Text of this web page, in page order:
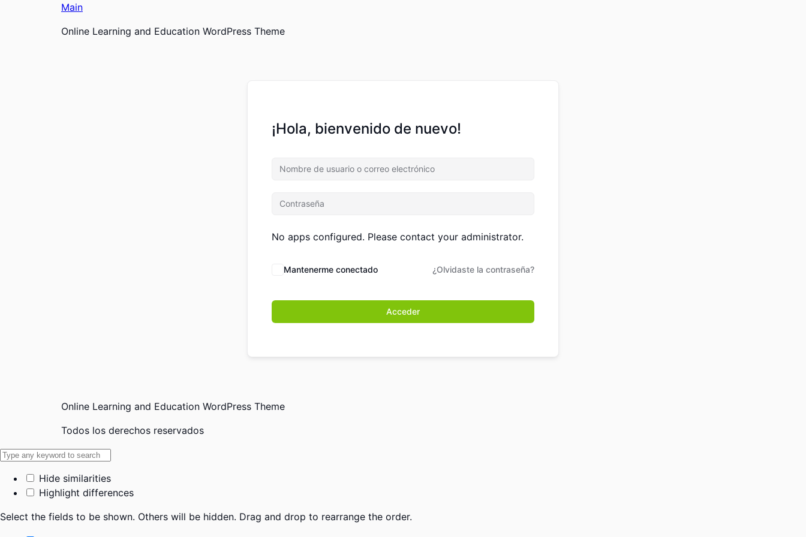
Main
Online Learning and Education WordPress Theme
¡Hola, bienvenido de nuevo!
No apps configured. Please contact your administrator.
Mantenerme conectado ¿Olvidaste la contraseña?
Acceder
Online Learning and Education WordPress Theme
Todos los derechos reservados
Hide similarities
Highlight differences
Select the fields to be shown. Others will be hidden. Drag and drop to rearrange the order.